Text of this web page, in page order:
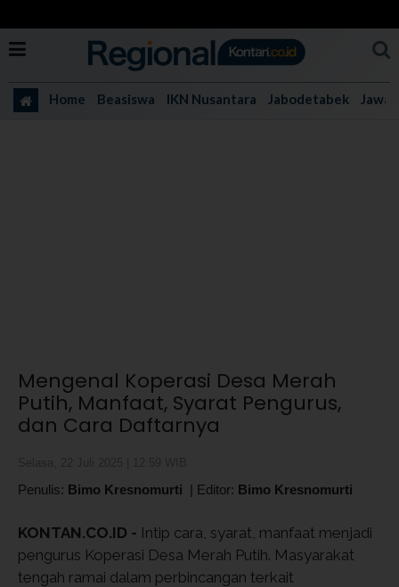
Home Beasiswa IKN Nusantara Jabodetabek Jawa
Mengenal Koperasi Desa Merah
Putih, Manfaat, Syarat Pengurus,
dan Cara Daftarnya
Penulis: Bimo Kresnomurti | Editor: Bimo Kresnomurti
KONTAN.CO.ID - Intip cara, syarat, manfaat menjadi
pengurus Koperasi Desa Merah Putih. Masyarakat
tengah ramai dalam perbincangan terkait